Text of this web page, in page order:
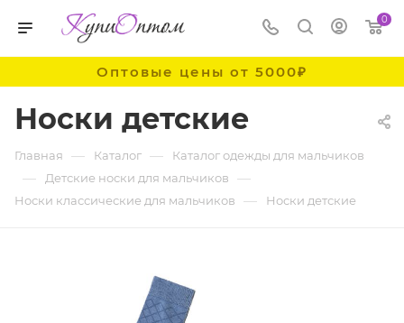
0
Оптовые цены от 5000₽
Носки детские
Главная — Каталог — Каталог одежды для мальчиков
— Детские носки для мальчиков —
Носки классические для мальчиков — Носки детские